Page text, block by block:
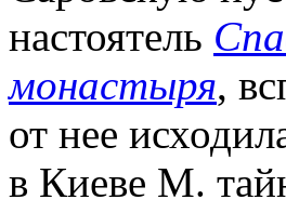
настоятель
монастыря,
от нее
в Киеве М.